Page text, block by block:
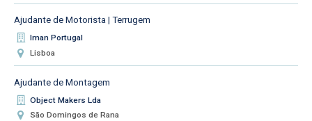
Ajudante de Motorista | Terrugem
Iman Portugal
Lisboa
Ajudante de Montagem
Object Makers Lda
São Domingos de Rana